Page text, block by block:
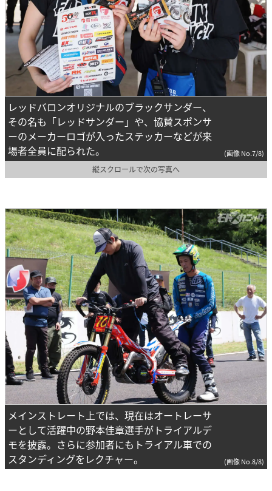
レッドバロンオリジナルのブラックサンダー、
その名も「レッドサンダー」や、協賛スポンサ
ーのメーカーロゴが入ったステッカーなどが来
場者全員に配られた。
(画像 No.7/8)
縦スクロールで次の写真へ
メインストレート上では、現在はオートレーサ
ーとして活躍中の野本佳章選手がトライアルデ
モを披露。さらに参加者にもトライアル車での
スタンディングをレクチャー。
(画像 No.8/8)